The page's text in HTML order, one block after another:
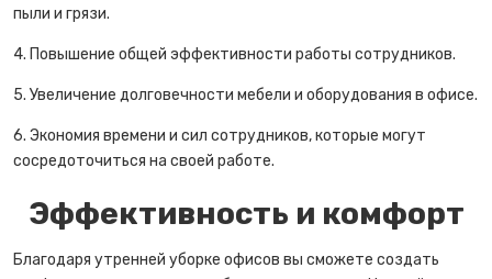
пыли и грязи.
4. Повышение общей эффективности работы сотрудников.
5. Увеличение долговечности мебели и оборудования в офисе.
6. Экономия времени и сил сотрудников, которые могут
сосредоточиться на своей работе.
Эффективность и комфорт
Благодаря утренней уборке офисов вы сможете создать